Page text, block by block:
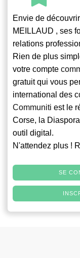
Envie de
MEILLAUD , ses
relations
Rien de plus
votre compte
gratuit qui vous
international des
Communiti est le
Corse, la
outil digital.
N'attendez plus !
SE